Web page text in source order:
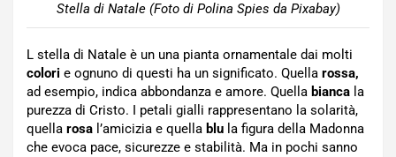
Stella di Natale (Foto di Polina Spies da Pixabay)
L stella di Natale è un una pianta ornamentale dai molti
colori e ognuno di questi ha un significato. Quella rossa,
ad esempio, indica abbondanza e amore. Quella bianca la
purezza di Cristo. I petali gialli rappresentano la solarità,
quella rosa l’amicizia e quella blu la figura della Madonna
che evoca pace, sicurezze e stabilità. Ma in pochi sanno